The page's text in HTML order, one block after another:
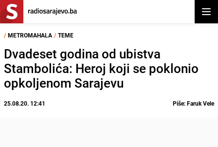
/ METROMAHALA / TEME
Dvadeset godina od ubistva
Stambolića: Heroj koji se poklonio
opkoljenom Sarajevu
25.08.20. 12:41 Piše: Faruk Vele